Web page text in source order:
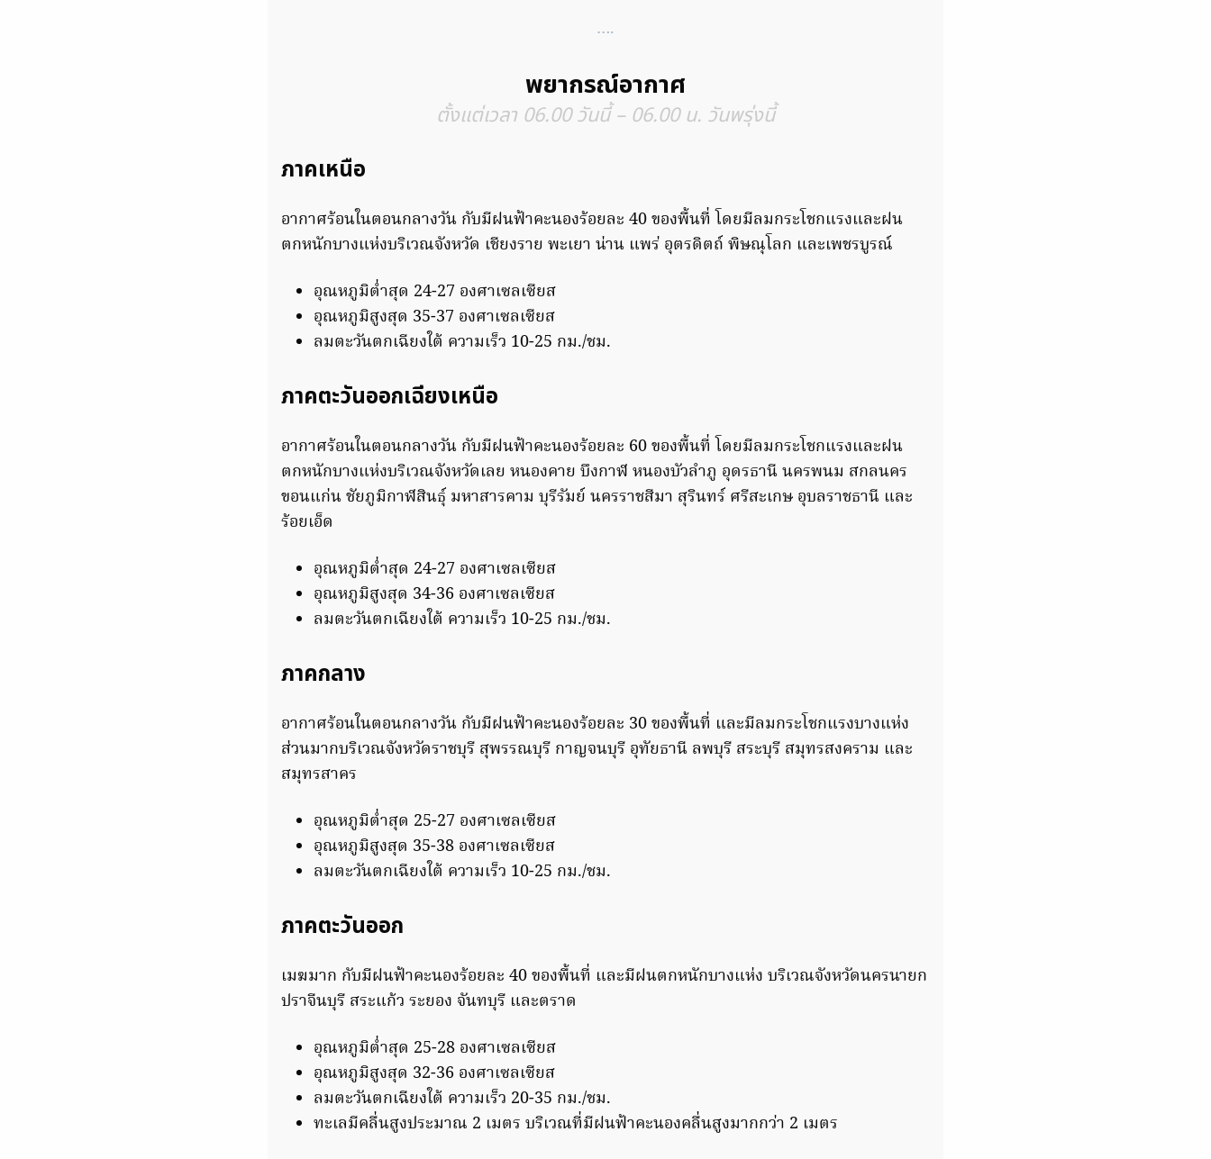
….
พยากรณ์อากาศ
ตั้งแต่เวลา 06.00 วันนี้ – 06.00 น. วันพรุ่งนี้
ภาคเหนือ
อากาศร้อนในตอนกลางวัน กับมีฝนฟ้าคะนองร้อยละ 40 ของพื้นที่ โดยมีลมกระโชกแรงและฝน
ตกหนักบางแห่งบริเวณจังหวัด เชียงราย พะเยา น่าน แพร่ อุตรดิตถ์ พิษณุโลก และเพชรบูรณ์
อุณหภูมิต่ำสุด 24-27 องศาเซลเซียส
อุณหภูมิสูงสุด 35-37 องศาเซลเซียส
ลมตะวันตกเฉียงใต้ ความเร็ว 10-25 กม./ชม.
ภาคตะวันออกเฉียงเหนือ
อากาศร้อนในตอนกลางวัน กับมีฝนฟ้าคะนองร้อยละ 60 ของพื้นที่ โดยมีลมกระโชกแรงและฝน
ตกหนักบางแห่งบริเวณจังหวัดเลย หนองคาย บึงกาฬ หนองบัวลำภู อุดรธานี นครพนม สกลนคร
ขอนแก่น ชัยภูมิกาฬสินธุ์ มหาสารคาม บุรีรัมย์ นครราชสีมา สุรินทร์ ศรีสะเกษ อุบลราชธานี และ
ร้อยเอ็ด
อุณหภูมิต่ำสุด 24-27 องศาเซลเซียส
อุณหภูมิสูงสุด 34-36 องศาเซลเซียส
ลมตะวันตกเฉียงใต้ ความเร็ว 10-25 กม./ชม.
ภาคกลาง
อากาศร้อนในตอนกลางวัน กับมีฝนฟ้าคะนองร้อยละ 30 ของพื้นที่ และมีลมกระโชกแรงบางแห่ง
ส่วนมากบริเวณจังหวัดราชบุรี สุพรรณบุรี กาญจนบุรี อุทัยธานี ลพบุรี สระบุรี สมุทรสงคราม และ
สมุทรสาคร
อุณหภูมิต่ำสุด 25-27 องศาเซลเซียส
อุณหภูมิสูงสุด 35-38 องศาเซลเซียส
ลมตะวันตกเฉียงใต้ ความเร็ว 10-25 กม./ชม.
ภาคตะวันออก
เมฆมาก กับมีฝนฟ้าคะนองร้อยละ 40 ของพื้นที่ และมีฝนตกหนักบางแห่ง บริเวณจังหวัดนครนายก
ปราจีนบุรี สระแก้ว ระยอง จันทบุรี และตราด
อุณหภูมิต่ำสุด 25-28 องศาเซลเซียส
อุณหภูมิสูงสุด 32-36 องศาเซลเซียส
ลมตะวันตกเฉียงใต้ ความเร็ว 20-35 กม./ชม.
ทะเลมีคลื่นสูงประมาณ 2 เมตร บริเวณที่มีฝนฟ้าคะนองคลื่นสูงมากกว่า 2 เมตร